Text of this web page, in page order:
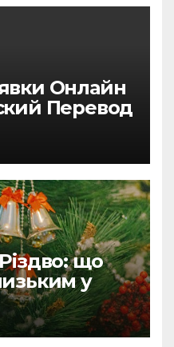
Онлайн
Перевод
що
у